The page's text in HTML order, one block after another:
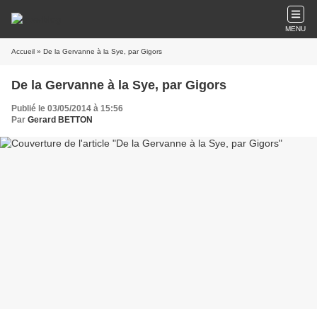
MENU
Accueil » De la Gervanne à la Sye, par Gigors
De la Gervanne à la Sye, par Gigors
Publié le 03/05/2014 à 15:56
Par Gerard BETTON